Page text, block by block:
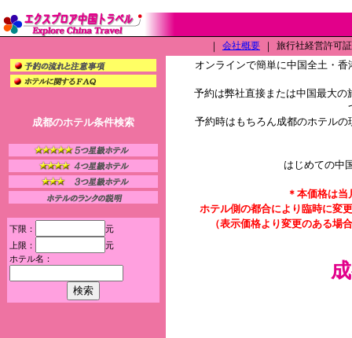
｜ 会社概要 ｜ 旅行社経営許可
成都のホテル条件検索
下限：
元
上限：
元
ホテル名：
オンラインで簡単に中国全土・
予約は弊社直接または中国最大
予約時はもちろん成都のホテル
はじめての中
＊本価格は
ホテル側の都合により臨時に変
（表示価格より変更のある場